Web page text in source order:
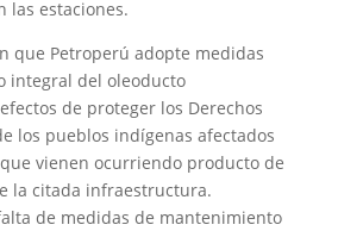
las estaciones.
que Petroperú adopte medidas
integral del oleoducto
de proteger los Derechos
los pueblos indígenas afectados
vienen ocurriendo producto de
la citada infraestructura.
de medidas de mantenimiento